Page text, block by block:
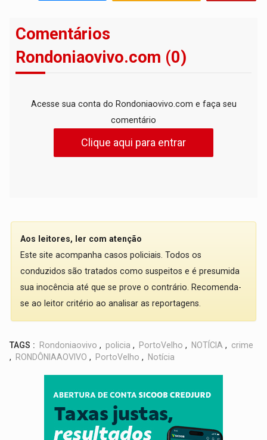
Comentários
Rondoniaovivo.com (0)
Acesse sua conta do Rondoniaovivo.com e faça seu
comentário
Clique aqui para entrar
Aos leitores, ler com atenção
Este site acompanha casos policiais. Todos os
conduzidos são tratados como suspeitos e é presumida
sua inocência até que se prove o contrário. Recomenda-
se ao leitor critério ao analisar as reportagens.
TAGS : Rondoniaovivo , policia , PortoVelho , NOTÍCIA , crime
,
RONDÔNIAAOVIVO , PortoVelho , Notícia